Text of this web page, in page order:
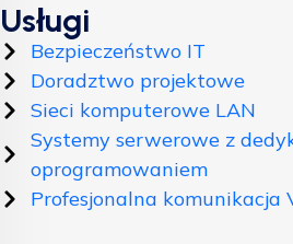
Usługi
Bezpieczeństwo IT
Doradztwo projektowe
Sieci komputerowe LAN
Systemy serwerowe z
oprogramowaniem
Profesjonalna komunikacja